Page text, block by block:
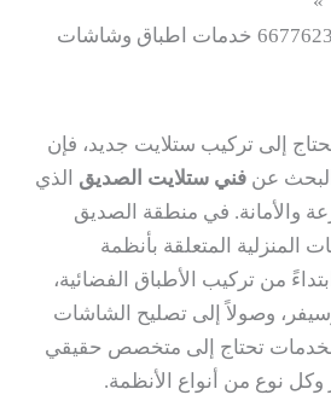
فني ستلايت الصديق 66776233 خدمات اطباق وشاشات
إلى تركيب ستلايت جديد، فإن
عن فني ستلايت الصديق الذي
والأمانة. في منطقة الصديق
المنزلية المتعلقة بأنظمة
من تركيب الأطباق الفضائية،
وصولاً إلى تصليح الشاشات
تحتاج إلى متخصص حقيقي
نوع من أنواع الأنظمة.